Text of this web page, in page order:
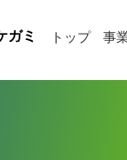
トップ 事